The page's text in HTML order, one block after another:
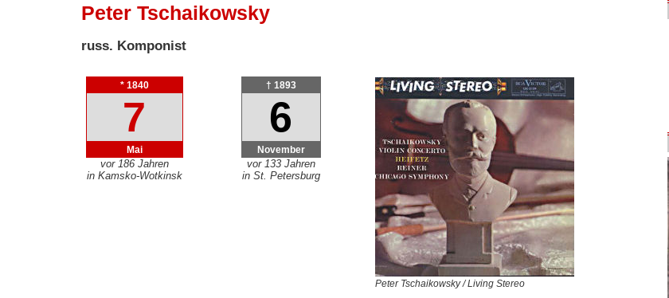
Peter Tschaikowsky
russ. Komponist
* 1840
7
Mai
vor 186 Jahren
in Kamsko-Wotkinsk
† 1893
6
November
vor 133 Jahren
in St. Petersburg
Peter Tschaikowsky / Living Stereo